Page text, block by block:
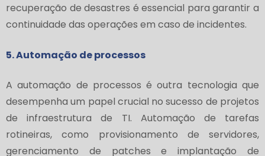
recuperação de desastres é essencial para garantir a
continuidade das operações em caso de incidentes.
5. Automação de processos
A automação de processos é outra tecnologia que
desempenha um papel crucial no sucesso de projetos
de infraestrutura de TI. Automação de tarefas
rotineiras, como provisionamento de servidores,
gerenciamento de patches e implantação de